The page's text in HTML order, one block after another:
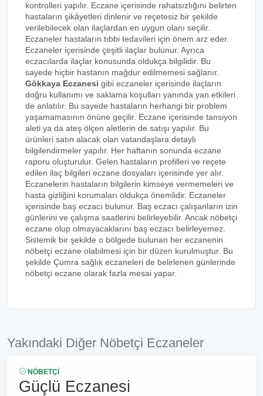
kontrolleri yapılır. Eczane içerisinde rahatsızlığını belirten
hastaların şikâyetleri dinlenir ve reçetesiz bir şekilde
verilebilecek olan ilaçlardan en uygun olanı seçilir.
Eczaneler hastaların tıbbi tedavileri için önem arz eder.
Eczaneler içerisinde çeşitli ilaçlar bulunur. Ayrıca
eczacılarda ilaçlar konusunda oldukça bilgilidir. Bu
sayede hiçbir hastanın mağdur edilmemesi sağlanır.
Gökkaya Eczanesi gibi eczaneler içerisinde ilaçların
doğru kullanımı ve saklama koşulları yanında yan etkileri
de anlatılır. Bu sayede hastaların herhangi bir problem
yaşamamasının önüne geçilir. Eczane içerisinde tansiyon
aleti ya da ateş ölçen aletlerin de satışı yapılır. Bu
ürünleri satın alacak olan vatandaşlara detaylı
bilgilendirmeler yapılır. Her haftanın sonunda eczane
raporu oluşturulur. Gelen hastaların profilleri ve reçete
edilen ilaç bilgileri eczane dosyaları içerisinde yer alır.
Eczanelerin hastaların bilgilerin kimseye vermemeleri ve
hasta gizliğini korumaları oldukça önemlidir. Eczaneler
içerisinde baş eczacı bulunur. Baş eczacı çalışanların izin
günlerini ve çalışma saatlerini belirleyebilir. Ancak nöbetçi
eczane olup olmayacaklarını baş eczacı belirleyemez.
Sistemik bir şekilde o bölgede bulunan her eczanenin
nöbetçi eczane olabilmesi için bir düzen kurulmuştur. Bu
şekilde Çumra sağlık eczaneleri de belirlenen günlerinde
nöbetçi eczane olarak fazla mesai yapar.
Yakındaki Diğer Nöbetçi Eczaneler
NÖBETÇI
Güçlü Eczanesi